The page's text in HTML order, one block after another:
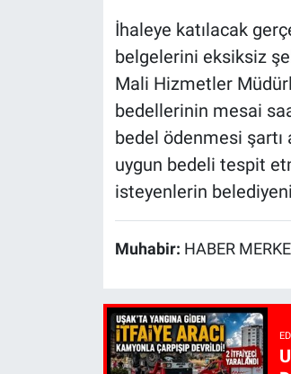
İhaleye katılacak
belgelerini eksiksiz
Mali Hizmetler
bedellerinin mesai
bedel ödenmesi şartı
uygun bedeli tespit
isteyenlerin
Muhabir: HABER